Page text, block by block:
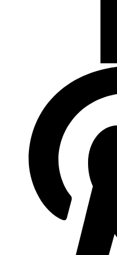
Articulos de Cocina